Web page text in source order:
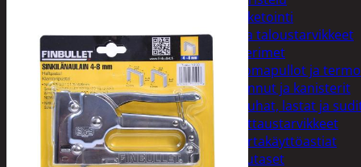
Paketointi
Keittiö ja taloustarvikkeet
Aterimet
Juomapullot ja
Kannut ja kanisterit
Kauhat, lastat ja
Kattaustarvikkeet
Kertakäyttöastiat
Lautaset